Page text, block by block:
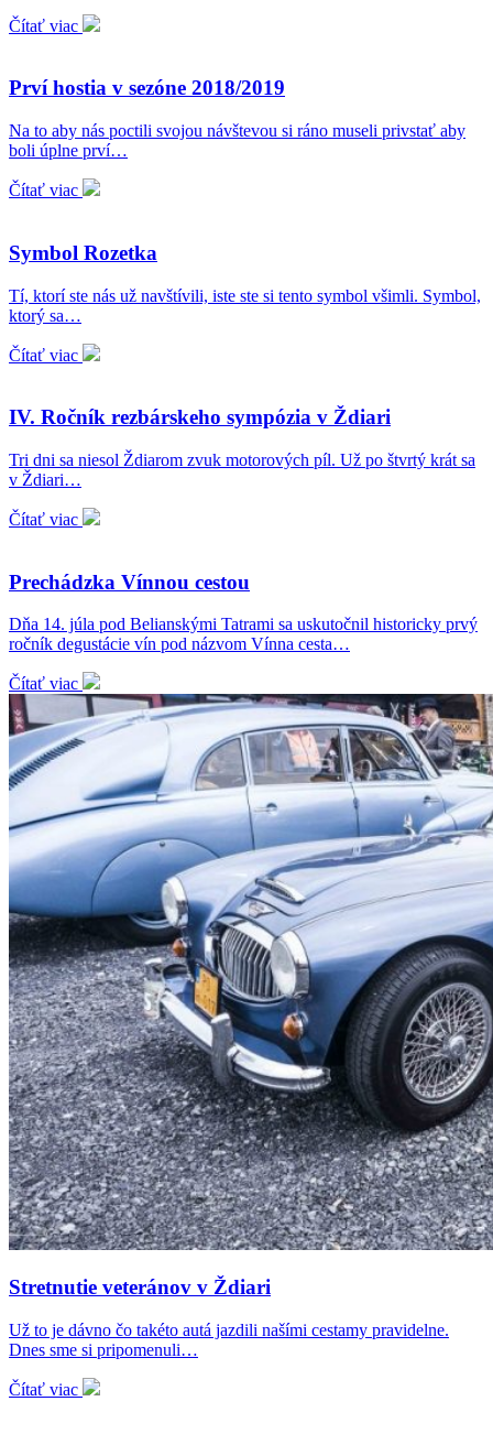
Čítať viac
Prví hostia v sezóne 2018/2019
Na to aby nás poctili svojou návštevou si ráno museli privstať aby
boli úplne prví…
Čítať viac
Symbol Rozetka
Tí, ktorí ste nás už navštívili, iste ste si tento symbol všimli. Symbol,
ktorý sa…
Čítať viac
IV. Ročník rezbárskeho sympózia v Ždiari
Tri dni sa niesol Ždiarom zvuk motorových píl. Už po štvrtý krát sa
v Ždiari…
Čítať viac
Prechádzka Vínnou cestou
Dňa 14. júla pod Belianskými Tatrami sa uskutočnil historicky prvý
ročník degustácie vín pod názvom Vínna cesta…
Čítať viac
Stretnutie veteránov v Ždiari
Už to je dávno čo takéto autá jazdili našími cestamy pravidelne.
Dnes sme si pripomenuli…
Čítať viac